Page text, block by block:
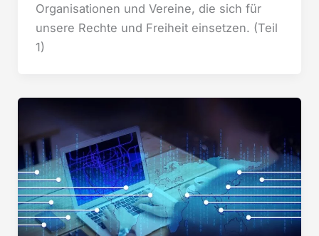
Organisationen und Vereine, die sich für
unsere Rechte und Freiheit einsetzen. (Teil
1)